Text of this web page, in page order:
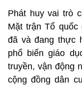
Phát huy vai trò
Mặt trận Tổ quốc
đã và đang thực
phổ biến giáo
truyền, vận động
cộng đồng dân